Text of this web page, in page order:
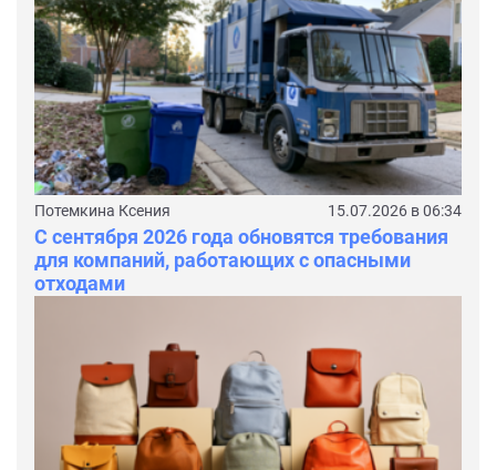
Потемкина Ксения 15.07.2026 в 06:34
С сентября 2026 года обновятся требования
для компаний, работающих с опасными
отходами